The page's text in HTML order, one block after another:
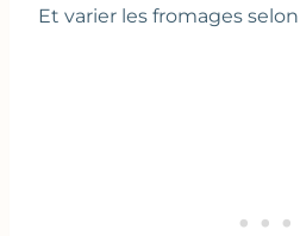
Et varier les fromages